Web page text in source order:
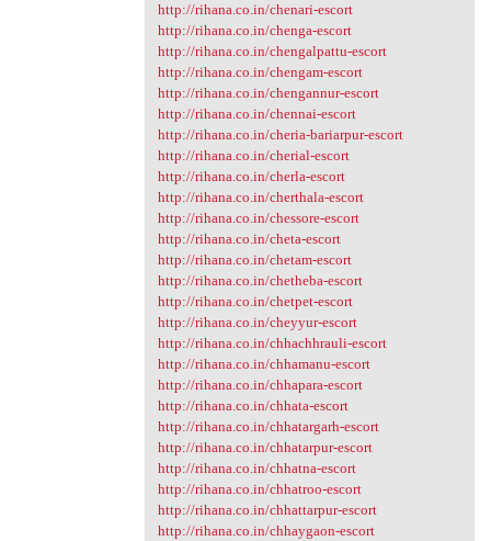
http://rihana.co.in/chenari-escort
http://rihana.co.in/chenga-escort
http://rihana.co.in/chengalpattu-escort
http://rihana.co.in/chengam-escort
http://rihana.co.in/chengannur-escort
http://rihana.co.in/chennai-escort
http://rihana.co.in/cheria-bariarpur-escort
http://rihana.co.in/cherial-escort
http://rihana.co.in/cherla-escort
http://rihana.co.in/cherthala-escort
http://rihana.co.in/chessore-escort
http://rihana.co.in/cheta-escort
http://rihana.co.in/chetam-escort
http://rihana.co.in/chetheba-escort
http://rihana.co.in/chetpet-escort
http://rihana.co.in/cheyyur-escort
http://rihana.co.in/chhachhrauli-escort
http://rihana.co.in/chhamanu-escort
http://rihana.co.in/chhapara-escort
http://rihana.co.in/chhata-escort
http://rihana.co.in/chhatargarh-escort
http://rihana.co.in/chhatarpur-escort
http://rihana.co.in/chhatna-escort
http://rihana.co.in/chhatroo-escort
http://rihana.co.in/chhattarpur-escort
http://rihana.co.in/chhaygaon-escort